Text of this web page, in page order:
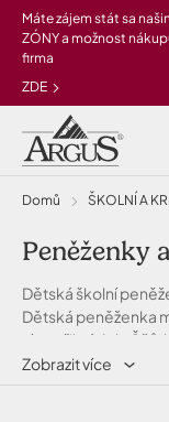
Přeskočit na hlavní
Máte zájem stát sa
ZÓNY a možnost
firma
ZDE
Domů ŠKOLNÍ A
Dětská školní
Dětská peněženka
více přihrádek.
drobných věcí.
Zobrazit více